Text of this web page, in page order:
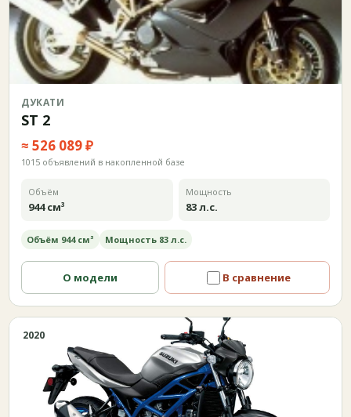
ДУКАТИ
ST 2
≈ 526 089 ₽
1015 объявлений в накопленной базе
Объём
944 см³
Мощность
83 л.с.
Объём 944 см³ Мощность 83 л.с.
О модели В сравнение
2020